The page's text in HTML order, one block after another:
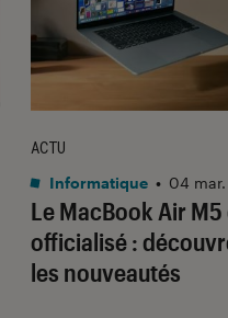
Le MacBook Air M5
officialisé :
les nouveautés
ACTU
Informatique • 04